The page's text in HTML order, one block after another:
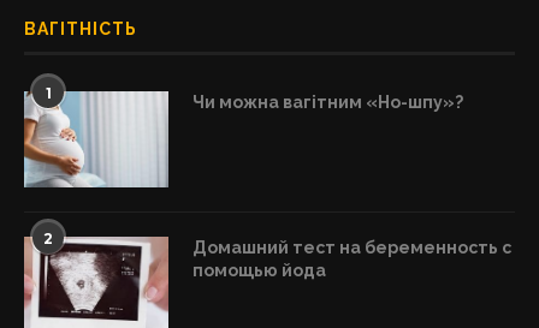
ВАГІТНІСТЬ
1 Чи можна вагітним «Но-шпу»?
2
Домашний тест на беременность с
помощью йода